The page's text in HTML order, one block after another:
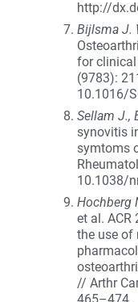
http://
Bijlsma J.
for
(9783):
10.1016/
Sellam J.,
synovitis
symtoms
10.1038/
Hochberg
et al.
the use of
// Arthr